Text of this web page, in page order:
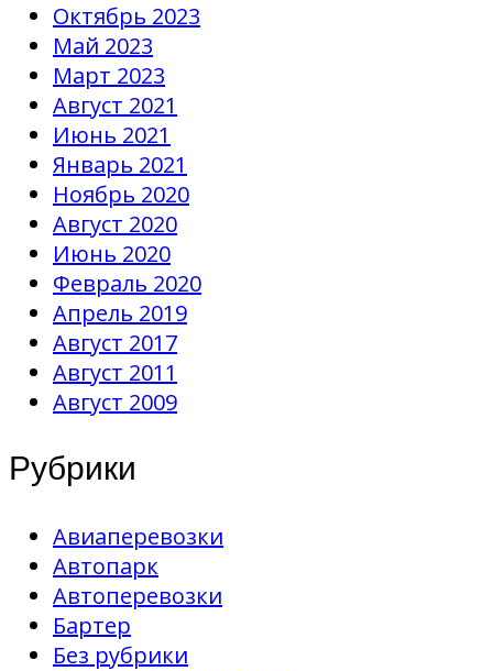
Октябрь 2023
Май 2023
Март 2023
Август 2021
Июнь 2021
Январь 2021
Ноябрь 2020
Август 2020
Июнь 2020
Февраль 2020
Апрель 2019
Август 2017
Август 2011
Август 2009
Рубрики
Авиаперевозки
Автопарк
Автоперевозки
Бартер
Без рубрики